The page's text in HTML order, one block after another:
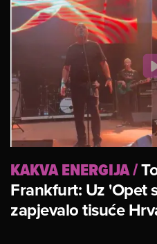
KAKVA ENERGIJA/
Frankfurt: Uz 'Opet
zapjevalo tisuće